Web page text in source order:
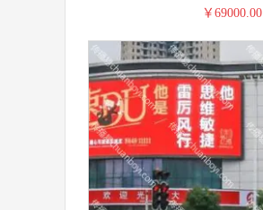
￥69000.00